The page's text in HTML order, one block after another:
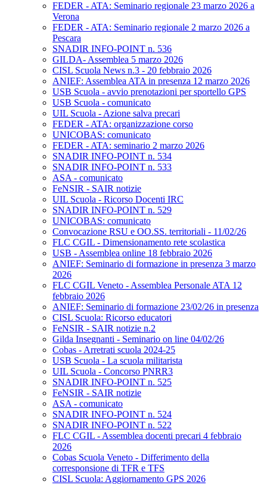
FEDER - ATA: Seminario regionale 23 marzo 2026 a
Verona
FEDER - ATA: Seminario regionale 2 marzo 2026 a
Pescara
SNADIR INFO-POINT n. 536
GILDA- Assemblea 5 marzo 2026
CISL Scuola News n.3 - 20 febbraio 2026
ANIEF: Assemblea ATA in presenza 12 marzo 2026
USB Scuola - avvio prenotazioni per sportello GPS
USB Scuola - comunicato
UIL Scuola - Azione salva precari
FEDER - ATA: organizzazione corso
UNICOBAS: comunicato
FEDER - ATA: seminario 2 marzo 2026
SNADIR INFO-POINT n. 534
SNADIR INFO-POINT n. 533
ASA - comunicato
FeNSIR - SAIR notizie
UIL Scuola - Ricorso Docenti IRC
SNADIR INFO-POINT n. 529
UNICOBAS: comunicato
Convocazione RSU e OO.SS. territoriali - 11/02/26
FLC CGIL - Dimensionamento rete scolastica
USB - Assemblea online 18 febbraio 2026
ANIEF: Seminario di formazione in presenza 3 marzo
2026
FLC CGIL Veneto - Assemblea Personale ATA 12
febbraio 2026
ANIEF: Seminario di formazione 23/02/26 in presenza
CISL Scuola: Ricorso educatori
FeNSIR - SAIR notizie n.2
Gilda Insegnanti - Seminario on line 04/02/26
Cobas - Arretrati scuola 2024-25
USB Scuola - La scuola militarista
UIL Scuola - Concorso PNRR3
SNADIR INFO-POINT n. 525
FeNSIR - SAIR notizie
ASA - comunicato
SNADIR INFO-POINT n. 524
SNADIR INFO-POINT n. 522
FLC CGIL - Assemblea docenti precari 4 febbraio
2026
Cobas Scuola Veneto - Differimento della
corresponsione di TFR e TFS
CISL Scuola: Aggiornamento GPS 2026